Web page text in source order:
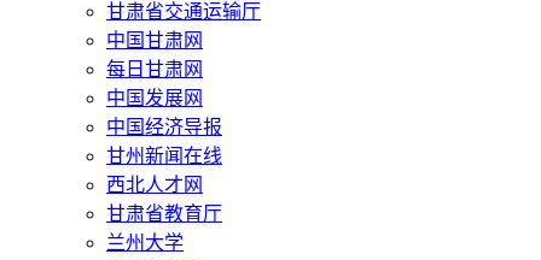
甘肃省交通运输厅
中国甘肃网
每日甘肃网
中国发展网
中国经济导报
甘州新闻在线
西北人才网
甘肃省教育厅
兰州大学